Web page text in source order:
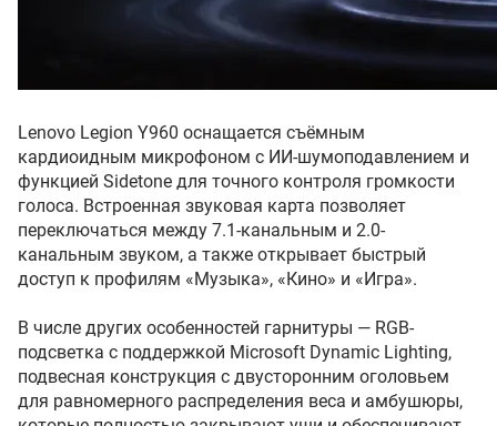
Lenovo Legion Y960 оснащается съёмным
кардиоидным микрофоном с ИИ-шумоподавлением и
функцией Sidetone для точного контроля громкости
голоса. Встроенная звуковая карта позволяет
переключаться между 7.1-канальным и 2.0-
канальным звуком, а также открывает быстрый
доступ к профилям «Музыка», «Кино» и «Игра».
В числе других особенностей гарнитуры — RGB-
подсветка с поддержкой Microsoft Dynamic Lighting,
подвесная конструкция с двусторонним оголовьем
для равномерного распределения веса и амбушюры,